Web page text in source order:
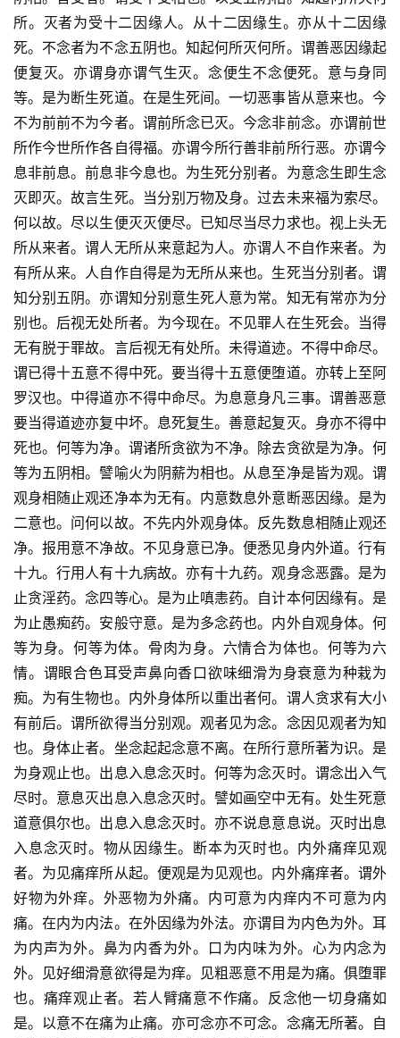
所。灭者为受十二因缘人。从十二因缘生。亦从十二因缘
死。不念者为不念五阴也。知起何所灭何所。谓善恶因缘起
便复灭。亦谓身亦谓气生灭。念便生不念便死。意与身同
等。是为断生死道。在是生死间。一切恶事皆从意来也。今
不为前前不为今者。谓前所念已灭。今念非前念。亦谓前世
所作今世所作各自得福。亦谓今所行善非前所行恶。亦谓今
息非前息。前息非今息也。为生死分别者。为意念生即生念
灭即灭。故言生死。当分别万物及身。过去未来福为索尽。
何以故。尽以生便灭灭便尽。已知尽当尽力求也。视上头无
所从来者。谓人无所从来意起为人。亦谓人不自作来者。为
有所从来。人自作自得是为无所从来也。生死当分别者。谓
知分别五阴。亦谓知分别意生死人意为常。知无有常亦为分
别也。后视无处所者。为今现在。不见罪人在生死会。当得
无有脱于罪故。言后视无有处所。未得道迹。不得中命尽。
谓已得十五意不得中死。要当得十五意便堕道。亦转上至阿
罗汉也。中得道亦不得中命尽。为息意身凡三事。谓善恶意
要当得道迹亦复中坏。息死复生。善意起复灭。身亦不得中
死也。何等为净。谓诸所贪欲为不净。除去贪欲是为净。何
等为五阴相。譬喻火为阴薪为相也。从息至净是皆为观。谓
观身相随止观还净本为无有。内意数息外意断恶因缘。是为
二意也。问何以故。不先内外观身体。反先数息相随止观还
净。报用意不净故。不见身意已净。便悉见身内外道。行有
十九。行用人有十九病故。亦有十九药。观身念恶露。是为
止贪淫药。念四等心。是为止嗔恚药。自计本何因缘有。是
为止愚痴药。安般守意。是为多念药也。内外自观身体。何
等为身。何等为体。骨肉为身。六情合为体也。何等为六
情。谓眼合色耳受声鼻向香口欲味细滑为身衰意为种栽为
痴。为有生物也。内外身体所以重出者何。谓人贪求有大小
有前后。谓所欲得当分别观。观者见为念。念因见观者为知
也。身体止者。坐念起起念意不离。在所行意所著为识。是
为身观止也。出息入息念灭时。何等为念灭时。谓念出入气
尽时。意息灭出息入息念灭时。譬如画空中无有。处生死意
道意俱尔也。出息入息念灭时。亦不说息意息说。灭时出息
入息念灭时。物从因缘生。断本为灭时也。内外痛痒见观
者。为见痛痒所从起。便观是为见观也。内外痛痒者。谓外
好物为外痒。外恶物为外痛。内可意为内痒内不可意为内
痛。在内为内法。在外因缘为外法。亦谓目为内色为外。耳
为内声为外。鼻为内香为外。口为内味为外。心为内念为
外。见好细滑意欲得是为痒。见粗恶意不用是为痛。俱堕罪
也。痛痒观止者。若人臂痛意不作痛。反念他一切身痛如
是。以意不在痛为止痛。亦可念亦不可念。念痛无所著。自